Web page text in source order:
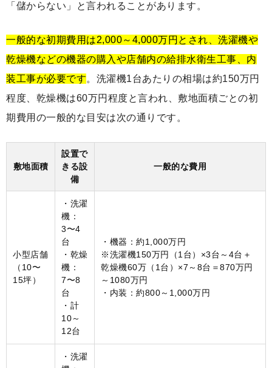
「儲からない」と言われることがあります。
一般的な初期費用は2,000～4,000万円とされ、洗濯機や
乾燥機などの機器の購入や店舗内の給排水衛生工事、内
装工事が必要です。洗濯機1台あたりの相場は約150万円
程度、乾燥機は60万円程度と言われ、敷地面積ごとの初
期費用の一般的な目安は次の通りです。
敷地面積
設置で
きる設
備
一般的な費用
小型店舗
（10〜
15坪）
・洗濯
機：
3〜4
台
・乾燥
機：
7〜8
台
・計
10～
12台
・機器：約1,000万円
※洗濯機150万円（1台）×3台～4台＋
乾燥機60万（1台）×7～8台＝870万円
～1080万円
・内装：約800～1,000万円
・洗濯